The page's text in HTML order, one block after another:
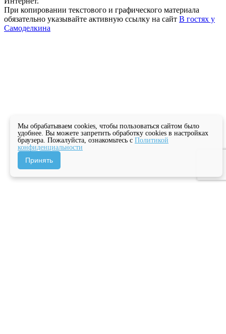
При копировании текстового и графического материала
обязательно указывайте активную ссылку на сайт В гостях у
Самоделкина
Мы обрабатываем cookies, чтобы пользоваться сайтом было
удобнее. Вы можете запретить обработку cookies в настройках
браузера. Пожалуйста, ознакомьтесь с Политикой
конфиденциальности
Принять